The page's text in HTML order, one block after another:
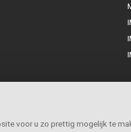
voor u zo prettig mogelijk te